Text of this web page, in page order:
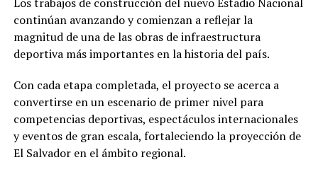
Los trabajos de construcción del nuevo Estadio Nacional
continúan avanzando y comienzan a reflejar la
magnitud de una de las obras de infraestructura
deportiva más importantes en la historia del país.
Con cada etapa completada, el proyecto se acerca a
convertirse en un escenario de primer nivel para
competencias deportivas, espectáculos internacionales
y eventos de gran escala, fortaleciendo la proyección de
El Salvador en el ámbito regional.